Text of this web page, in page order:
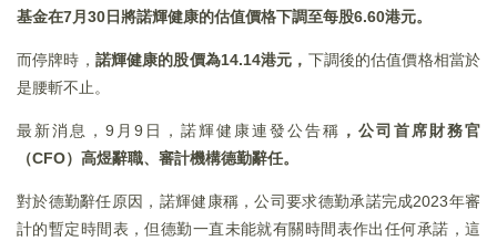
基金在7月30日將諾輝健康的估值價格下調至每股6.60港元。
而停牌時， 諾輝健康的股價為14.14港元， 下調後的估值價格相當於
是腰斬不止。
最新消息，9月9日，諾輝健康連發公告稱 ，公司首席財務官
（CFO）高煜辭職、審計機構德勤辭任。
對於德勤辭任原因，諾輝健康稱，公司要求德勤承諾完成2023年審
計的暫定時間表，但德勤一直未能就有關時間表作出任何承諾，這